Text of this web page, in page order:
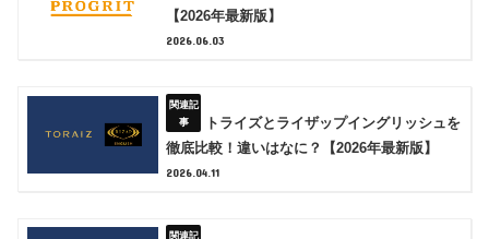
【2026年最新版】
2026.06.03
トライズとライザップイングリッシュを
徹底比較！違いはなに？【2026年最新版】
2026.04.11